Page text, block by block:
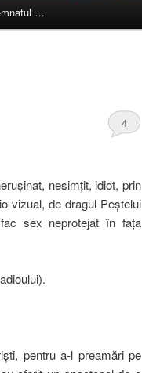
…
4
nesimţit, idiot, prin
vizual, de dragul Peştelui
sex neprotejat în faţa
pentru a-l preamări pe